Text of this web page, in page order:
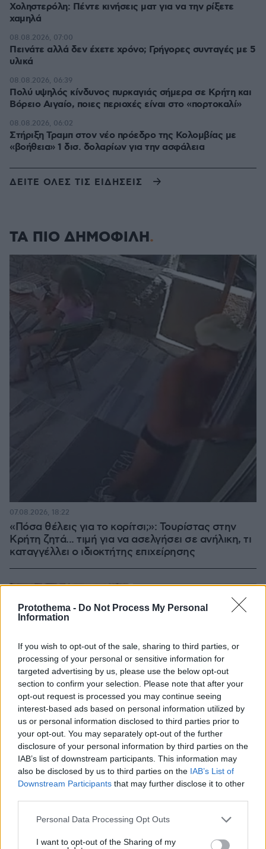
Protothema - Do Not Process My Personal
Information
If you wish to opt-out of the sale, sharing to third parties, or
processing of your personal or sensitive information for
targeted advertising by us, please use the below opt-out
section to confirm your selection. Please note that after your
opt-out request is processed you may continue seeing
interest-based ads based on personal information utilized by
us or personal information disclosed to third parties prior to
your opt-out. You may separately opt-out of the further
disclosure of your personal information by third parties on the
IAB’s list of downstream participants. This information may
also be disclosed by us to third parties on the IAB’s List of
Downstream Participants that may further disclose it to other
Please note that this website/app uses one or more Google
not limited to your visit or usage behaviour. You may click to
Personal Data Processing Opt Outs
I want to opt-out of the Sharing of my
Χοληστερόλη: Πέντε κινήσεις ματ για να την ρίξετε
χαμηλά
Πεινάτε αλλά δεν έχετε χρόνο; Γρήγορες συνταγές με 5
υλικά
08.08.2026, 07:00
Πολύ υψηλός κίνδυνος πυρκαγιάς σήμερα σε Κρήτη και
Βόρειο Αιγαίο, ποιες περιοχές είναι στο «πορτοκαλί»
08.08.2026, 06:39
Στήριξη Τραμπ στον νέο πρόεδρο της Κολομβίας με
«βοήθεια» 1 δισ. δολαρίων για την ασφάλεια
08.08.2026, 06:02
ΔΕΙΤΕ ΟΛΕΣ ΤΙΣ ΕΙΔΗΣΕΙΣ
ΤΑ ΠΙΟ ΔΗΜΟΦΙΛΗ
«Πόσα θέλεις για το κορίτσι;»: Τουρίστας στην
Κρήτη ζητά... τιμή για να ασελγήσει σε ανήλικη, τι
καταγγέλλει ο ιδιοκτήτης επιχείρησης
07.08.2026, 18:22
07.08.2026, 22:54